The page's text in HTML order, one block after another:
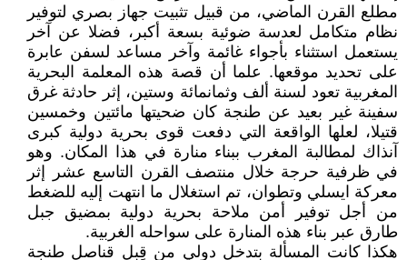
مطلع القرن الماضي، من قبيل تثبيت جهاز بصري لتوفير
نظام متكامل لعدسة ضوئية بسعة أكبر، فضلا عن آخر
يستعمل استثناء بأجواء غائمة وآخر مساعد لسفن عابرة
على تحديد موقعها. علما أن قصة هذه المعلمة البحرية
المغربية تعود لسنة ألف وثمانمائة وستين، إثر حادثة غرق
سفينة غير بعيد عن طنجة كان ضحيتها مائتين وخمسين
قتيلا، لعلها الواقعة التي دفعت قوى بحرية دولية كبرى
آنذاك لمطالبة المغرب ببناء منارة في هذا المكان. وهو
في ظرفية حرجة خلال منتصف القرن التاسع عشر إثر
معركة ايسلي وتطوان، تم استغلال ما انتهت إليه للضغط
من أجل توفير أمن ملاحة بحرية دولية بمضيق جبل
طارق عبر بناء هذه المنارة على سواحله الغربية.
هكذا كانت المسألة بتدخل دولي من قِبل قناصل طنجة